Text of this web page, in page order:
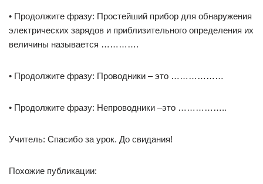
• Продолжите фразу: Простейший прибор для обнаружения
электрических зарядов и приблизительного определения их
величины называется ………….
• Продолжите фразу: Проводники – это ………………
• Продолжите фразу: Непроводники –это ……………..
Учитель: Спасибо за урок. До свидания!
Похожие публикации: